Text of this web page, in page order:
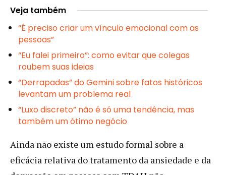
Veja também
“É preciso criar um vínculo emocional com as
pessoas”
“Eu falei primeiro”: como evitar que colegas
roubem suas ideias
“Derrapadas” do Gemini sobre fatos históricos
levantam um problema real
“Luxo discreto” não é só uma tendência, mas
também um ótimo negócio
Ainda não existe um estudo formal sobre a
eficácia relativa do tratamento da ansiedade e da